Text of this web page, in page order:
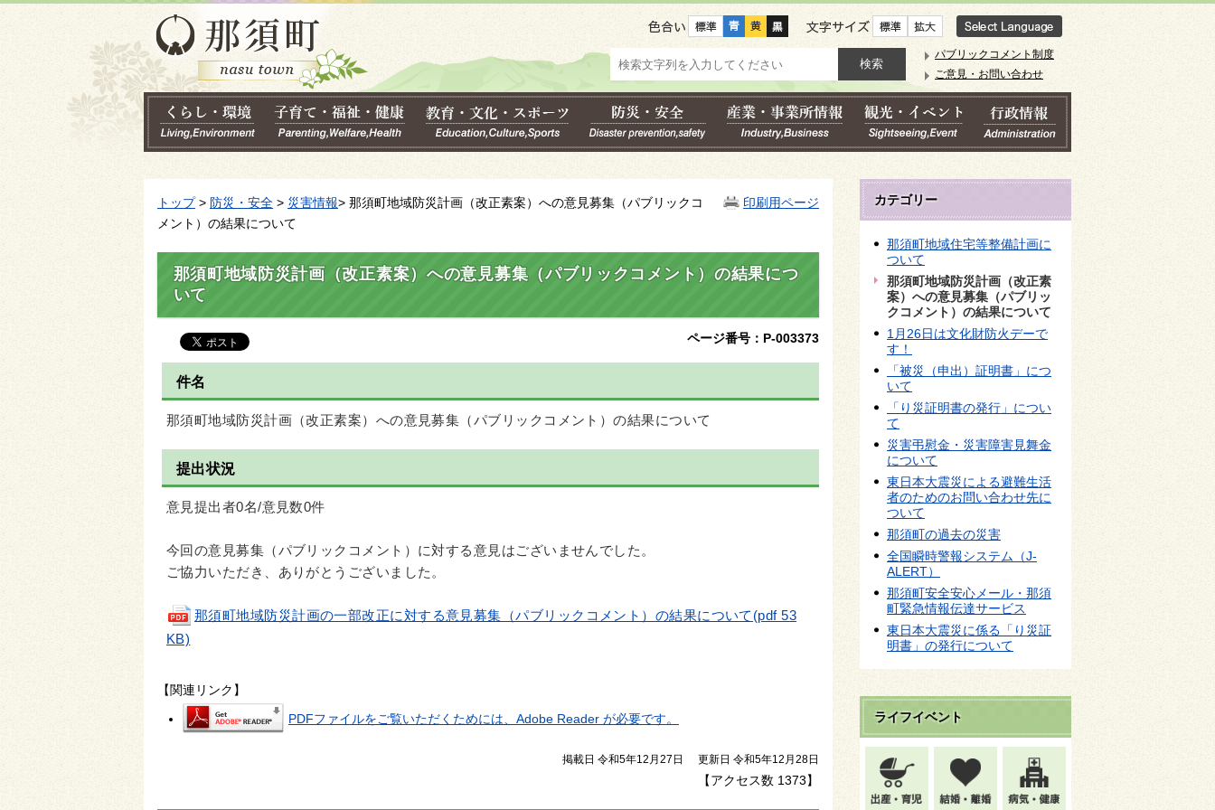
色合い 文字サイズ
パブリックコメント制度
ご意見・お問い合わせ
印刷用ページ
トップ> 防災・安全 > 災害情報> 那須町地域防災計画（改正素案）への意見募集（パブリックコ
メント）の結果について
那須町地域防災計画（改正素案）への意見募集（パブリックコメント）の結果につ
いて
ページ番号：P-003373
件名
那須町地域防災計画（改正素案）への意見募集（パブリックコメント）の結果について
提出状況
意見提出者0名/意見数0件
今回の意見募集（パブリックコメント）に対する意見はございませんでした。
ご協力いただき、ありがとうございました。
那須町地域防災計画の一部改正に対する意見募集（パブリックコメント）の結果について(pdf 53
KB)
【関連リンク】
PDFファイルをご覧いただくためには、Adobe Reader が必要です。
掲載日 令和5年12月27日 更新日 令和5年12月28日
【アクセス数 1373】
カテゴリー
那須町地域住宅等整備計画に
ついて
那須町地域防災計画（改正素
案）への意見募集（パブリッ
クコメント）の結果について
1月26日は文化財防火デーで
す！
「被災（申出）証明書」につ
いて
「り災証明書の発行」につい
て
災害弔慰金・災害障害見舞金
について
東日本大震災による避難生活
者のためのお問い合わせ先に
ついて
那須町の過去の災害
全国瞬時警報システム（J-
ALERT）
那須町安全安心メール・那須
町緊急情報伝達サービス
東日本大震災に係る「り災証
明書」の発行について
ライフイベント